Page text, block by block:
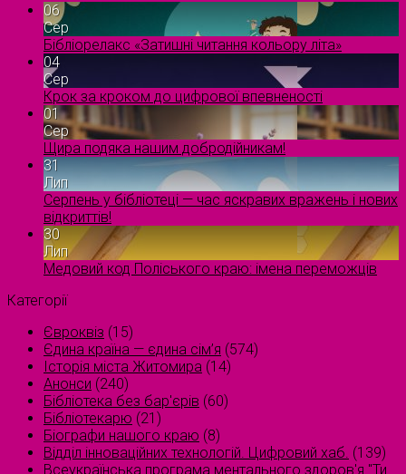
06
Сер
Бібліорелакс «Затишні читання кольору літа»
04
Сер
Крок за кроком до цифрової впевненості
01
Сер
Щира подяка нашим добродійникам!
31
Лип
Серпень у бібліотеці — час яскравих вражень і нових
відкриттів!
30
Лип
Медовий код Поліського краю: імена переможців
Категорії
Євроквіз (15)
Єдина країна — єдина сім’я (574)
Історія міста Житомира (14)
Анонси (240)
Бібліотека без бар'єрів (60)
Бібліотекарю (21)
Біографи нашого краю (8)
Відділ інноваційних технологій. Цифровий хаб. (139)
Всеукраїнська програма ментального здоров'я "Ти